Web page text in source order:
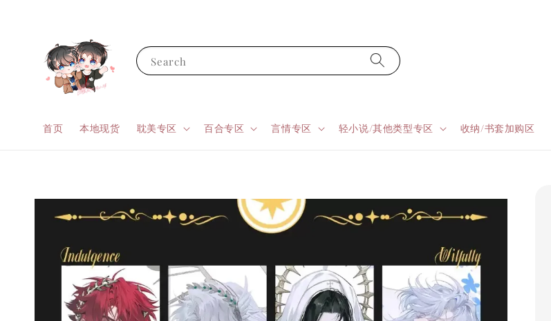
Search
首页 本地现货 耽美专区 百合专区 言情专区 轻小说/其他类型专区 收纳/书套加购区